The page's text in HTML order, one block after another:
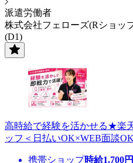
派遣労働者
株式会社フェローズ(Rショッ
(D1)
高時給で経験を活かせる★楽
ッフ＜日払いOK×WEB面談
携帯ショップ時給1,700